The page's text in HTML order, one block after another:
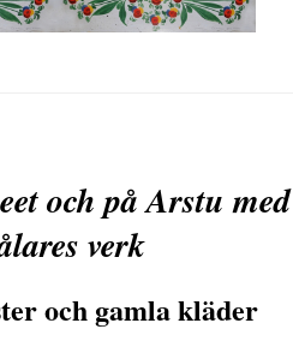
och på Arstu med
verk
och gamla kläder